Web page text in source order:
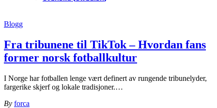
Blogg
Fra tribunene til TikTok – Hvordan fans
former norsk fotballkultur
I Norge har fotballen lenge vært definert av rungende tribunelyder,
fargerike skjerf og lokale tradisjoner.…
By forca